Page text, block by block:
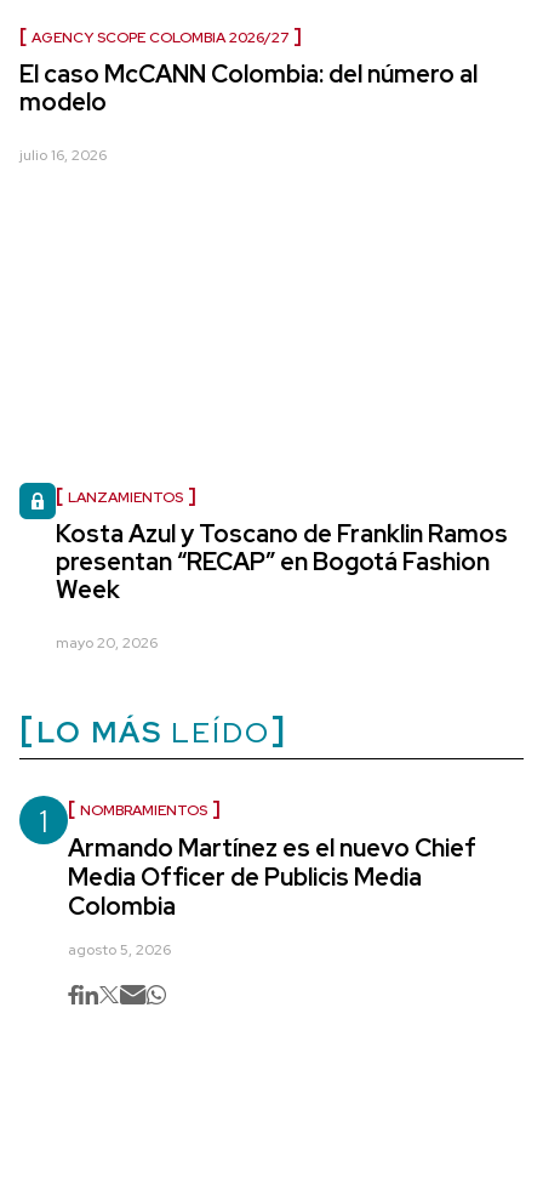
AGENCY SCOPE COLOMBIA 2026/27
El caso McCANN Colombia: del número al
modelo
julio 16, 2026
LANZAMIENTOS
Kosta Azul y Toscano de Franklin Ramos
presentan “RECAP” en Bogotá Fashion
Week
mayo 20, 2026
LO MÁS LEÍDO
1 NOMBRAMIENTOS
Armando Martínez es el nuevo Chief
Media Officer de Publicis Media
Colombia
agosto 5, 2026